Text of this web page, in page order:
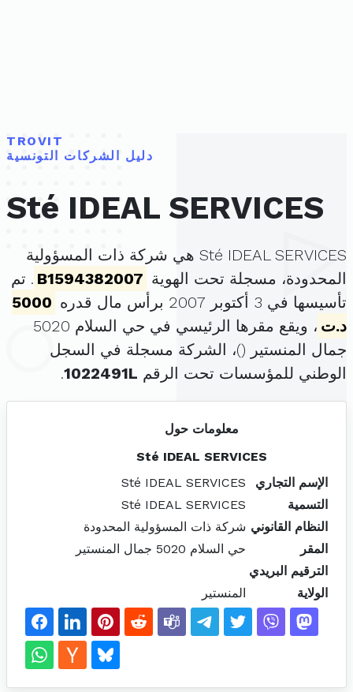
TROVIT
دليل الشركات التونسية
Sté IDEAL SERVICES
Sté IDEAL SERVICES هي شركة ذات المسؤولية
المحدودة، مسجلة تحت الهوية B1594382007 . تم
تأسيسها في 3 أكتوبر 2007 برأس مال قدره
5000
د.ت
، ويقع مقرها الرئيسي في حي السلام 5020
جمال المنستير ()، الشركة مسجلة في السجل
الوطني للمؤسسات تحت الرقم 1022491L
.
معلومات حول
Sté IDEAL SERVICES
الإسم التجاري
Sté IDEAL SERVICES
التسمية
Sté IDEAL SERVICES
النظام القانوني شركة ذات المسؤولية المحدودة
المقر
حي السلام 5020 جمال المنستير
الترقيم البريدي
الولاية
المنستير